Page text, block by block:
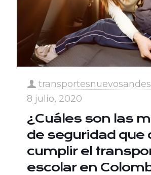
8 julio, 2020
¿Cuáles son las
de seguridad que
cumplir el
escolar en